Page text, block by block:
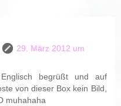
29. März 2012 um
begrüßt und auf
von dieser Box kein Bild,
muhahaha